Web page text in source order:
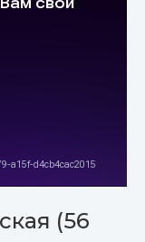
(56